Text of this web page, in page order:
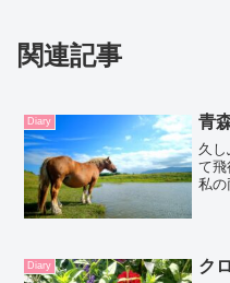
関連記事
Diary 青
久
て飛
私の
を
Diary ク